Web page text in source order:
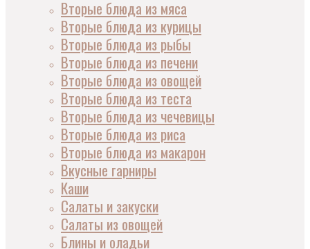
Вторые блюда из мяса
Вторые блюда из курицы
Вторые блюда из рыбы
Вторые блюда из печени
Вторые блюда из овощей
Вторые блюда из теста
Вторые блюда из чечевицы
Вторые блюда из риса
Вторые блюда из макарон
Вкусные гарниры
Каши
Салаты и закуски
Салаты из овощей
Блины и оладьи